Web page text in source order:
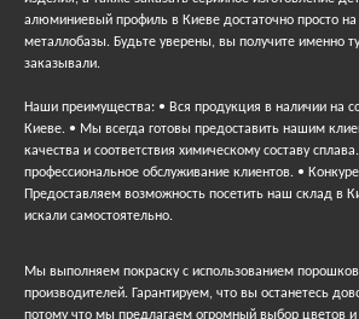
алюминиевый профиль в Киеве достаточно просто
металлобазы. Будьте уверены, вы получите именно
заказывали.
Наши преимущества: • Вся продукция в наличии на
Киеве. • Мы всегда готовы предоставить нашим
качества и соответствия химическому составу
профессиональное обслуживание клиентов. •
Предоставляем возможность посетить наш склад в
искали самостоятельно.
Мы выполняем покраску с использованием
производителей. Гарантируем, что вы останетесь
потому что мы предлагаем огромный выбор цветов